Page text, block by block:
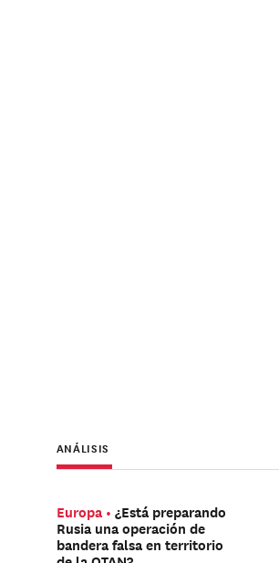
ANÁLISIS
Europa
¿Está preparando
Rusia una operación de
bandera falsa en territorio